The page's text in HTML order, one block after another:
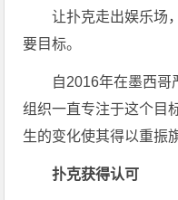
让扑克走出娱乐场
要目标。
自2016年在墨西哥
组织一直专注于这个目
生的变化使其得以重振
扑克获得认可